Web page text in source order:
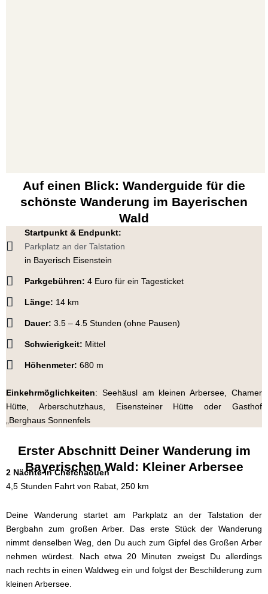
Auf einen Blick: Wanderguide für die
schönste Wanderung im Bayerischen
Wald
Startpunkt & Endpunkt:
Parkplatz an der Talstation
in Bayerisch Eisenstein
Parkgebühren: 4 Euro für ein Tagesticket
Länge: 14 km
Dauer: 3.5 – 4.5 Stunden (ohne Pausen)
Schwierigkeit: Mittel
Höhenmeter: 680 m
Einkehrmöglichkeiten: Seehäusl am kleinen Arbersee, Chamer
Hütte, Arberschutzhaus, Eisensteiner Hütte oder Gasthof
„Berghaus Sonnenfels
Erster Abschnitt Deiner Wanderung im
Bayerischen Wald: Kleiner Arbersee
2 Nächte in Chefchaouen
4,5 Stunden Fahrt von Rabat, 250 km
Deine Wanderung startet am Parkplatz an der Talstation der
Bergbahn zum großen Arber. Das erste Stück der Wanderung
nimmt denselben Weg, den Du auch zum Gipfel des Großen Arber
nehmen würdest. Nach etwa 20 Minuten zweigst Du allerdings
nach rechts in einen Waldweg ein und folgst der Beschilderung zum
kleinen Arbersee.